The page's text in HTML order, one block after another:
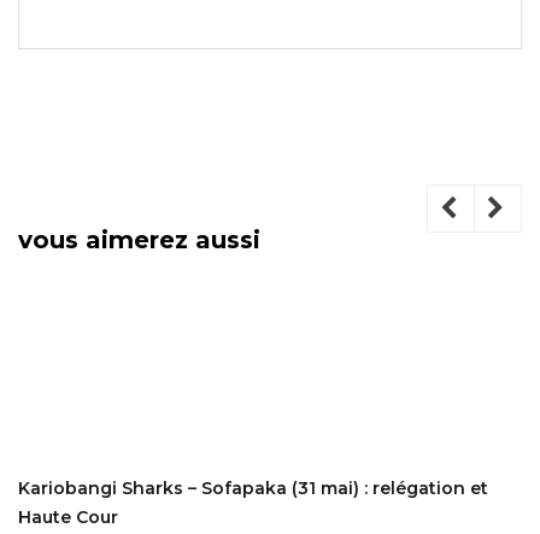
vous aimerez aussi
Kariobangi Sharks – Sofapaka (31 mai) : relégation et
Haute Cour